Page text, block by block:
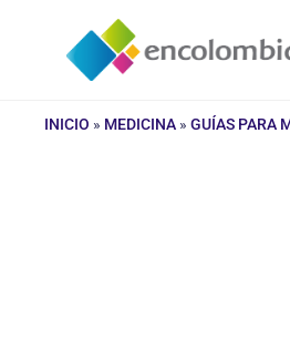
contenido
INICIO » MEDICINA » GUÍAS PARA